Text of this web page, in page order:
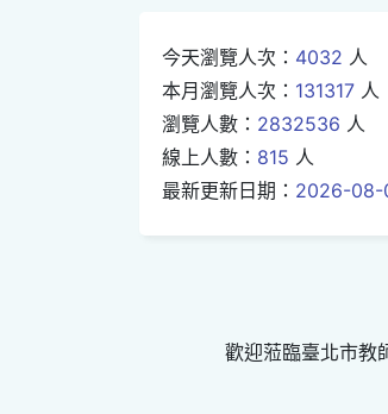
今天瀏覽人次： 4032 人
本月瀏覽人次： 131317 人
瀏覽人數： 2832536 人
線上人數： 815 人
最新更新日期： 2026-08-
歡迎蒞臨臺北市